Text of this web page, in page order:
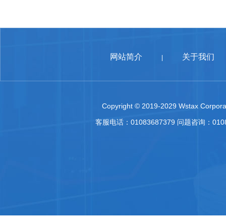
网站简介 关于我们
Copyright © 2019-2029 Wstax
客服电话：01083687379 问题咨询：